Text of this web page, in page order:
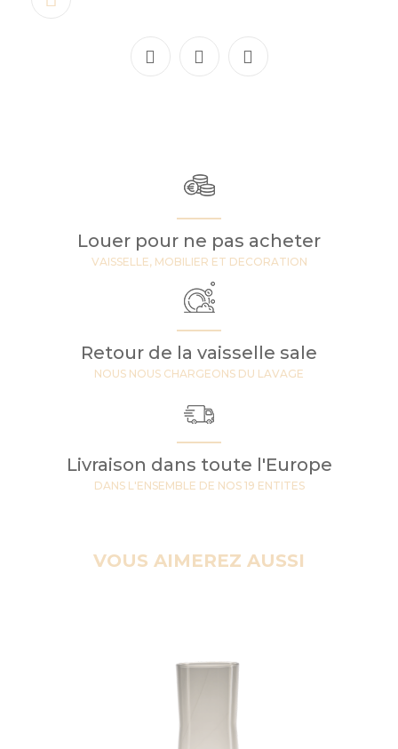
Louer pour ne pas acheter
VAISSELLE, MOBILIER ET DECORATION
Retour de la vaisselle sale
NOUS NOUS CHARGEONS DU LAVAGE
Livraison dans toute l'Europe
DANS L'ENSEMBLE DE NOS 19 ENTITES
VOUS AIMEREZ AUSSI